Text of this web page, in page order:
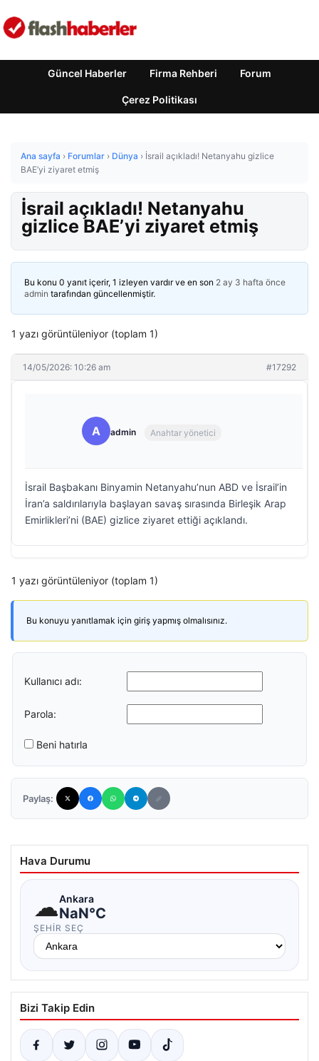
Güncel Haberler Firma Rehberi Forum
Çerez Politikası
Ana sayfa › Forumlar › Dünya › İsrail açıkladı! Netanyahu gizlice
BAE’yi ziyaret etmiş
İsrail açıkladı! Netanyahu
gizlice BAE’yi ziyaret etmiş
Bu konu 0 yanıt içerir, 1 izleyen vardır ve en son 2 ay 3 hafta önce
admin tarafından güncellenmiştir.
1 yazı görüntüleniyor (toplam 1)
14/05/2026: 10:26 am #17292
A admin Anahtar yönetici
İsrail Başbakanı Binyamin Netanyahu’nun ABD ve İsrail’in
İran’a saldırılarıyla başlayan savaş sırasında Birleşik Arap
Emirlikleri’ni (BAE) gizlice ziyaret ettiği açıklandı.
1 yazı görüntüleniyor (toplam 1)
Bu konuyu yanıtlamak için giriş yapmış olmalısınız.
Kullanıcı adı:
Parola:
Beni hatırla
Paylaş:
Hava Durumu
☁Ankara
NaN°C
ŞEHIR SEÇ
Bizi Takip Edin